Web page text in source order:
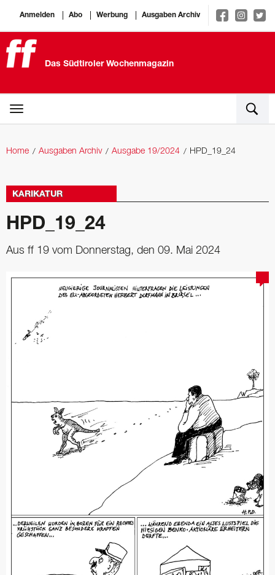
Anmelden Abo Werbung Ausgaben Archiv
Das Südtiroler Wochenmagazin
Home Ausgaben Archiv Ausgabe 19/2024 HPD_19_24
KARIKATUR
HPD_19_24
Aus ff 19 vom Donnerstag, den 09. Mai 2024